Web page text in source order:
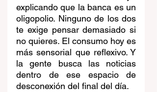
explicando que la banca es un
oligopolio. Ninguno de los dos
te exige pensar demasiado si
no quieres. El consumo hoy es
más sensorial que reflexivo. Y
la gente busca las noticias
dentro de ese espacio de
desconexión del final del día.